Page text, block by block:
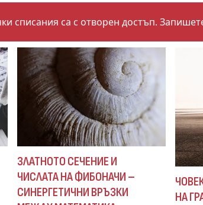
списания са с отворен достъп.
ЗЛАТНОТО СЕЧЕНИЕ И
ЧИСЛАТА НА ФИБОНАЧИ –
СИНЕРГЕТИЧНИ ВРЪЗКИ
ЧОВЕКЪТ,
НА